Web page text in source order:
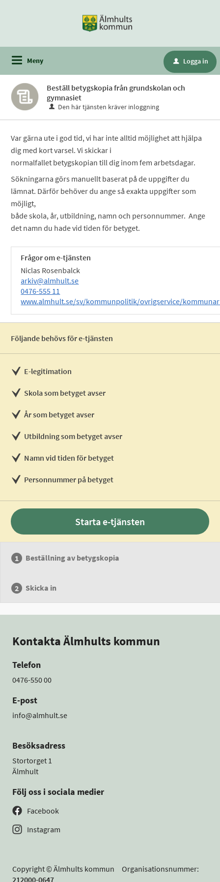
Meny u Logga in
Beställ betygskopia från grundskolan och
gymnasiet
Den här tjänsten kräver inloggning
Var gärna ute i god tid, vi har inte alltid möjlighet att hjälpa
dig med kort varsel. Vi skickar i
normalfallet betygskopian till dig inom fem arbetsdagar.
Sökningarna görs manuellt baserat på de uppgifter du
lämnat. Därför behöver du ange så exakta uppgifter som
möjligt,
både skola, år, utbildning, namn och personnummer. Ange
det namn du hade vid tiden för betyget.
Frågor om e-tjänsten
Niclas Rosenbalck
arkiv@almhult.se
0476-555 11
www.almhult.se/sv/kommunpolitik/ovrigservice/
Följande behövs för e-tjänsten
E-legitimation
Skola som betyget avser
År som betyget avser
Utbildning som betyget avser
Namn vid tiden för betyget
Personnummer på betyget
Starta e-tjänsten
Beställning av betygskopia
Skicka in
Kontakta Älmhults kommun
Telefon
0476-550 00
E-post
info@almhult.se
Besöksadress
Stortorget 1
Älmhult
Följ oss i sociala medier
Facebook
Instagram
Copyright © Älmhults kommun Organisationsnummer:
212000-0647